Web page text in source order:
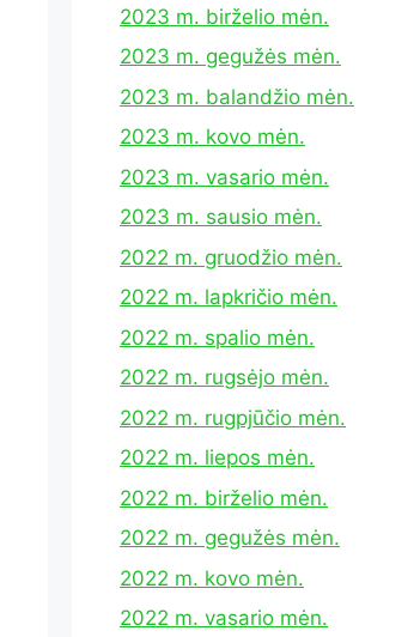
2023 m. birželio mėn.
2023 m. gegužės mėn.
2023 m. balandžio mėn.
2023 m. kovo mėn.
2023 m. vasario mėn.
2023 m. sausio mėn.
2022 m. gruodžio mėn.
2022 m. lapkričio mėn.
2022 m. spalio mėn.
2022 m. rugsėjo mėn.
2022 m. rugpjūčio mėn.
2022 m. liepos mėn.
2022 m. birželio mėn.
2022 m. gegužės mėn.
2022 m. kovo mėn.
2022 m. vasario mėn.